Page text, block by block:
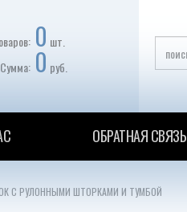
0 шт.
Сумма: 0 руб.
ОБРАТНАЯ СВЯЗЬ
С РУЛОННЫМИ ШТОРКАМИ И ТУМБОЙ